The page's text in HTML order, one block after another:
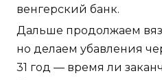
венгерский банк.
Дальше продолжаем
но делаем убавления
31 год — время ли